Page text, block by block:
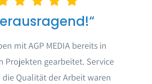
mit AGP MEDIA bereits in
Projekten gearbeitet. Service
die Qualität der Arbeit waren